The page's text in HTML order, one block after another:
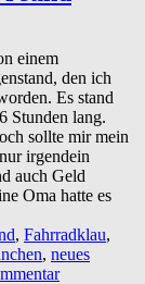
einem
den ich
Es stand
Stunden lang.
sollte mir mein
irgendein
auch Geld
Oma hatte es
, Fahrradklau,
, neues